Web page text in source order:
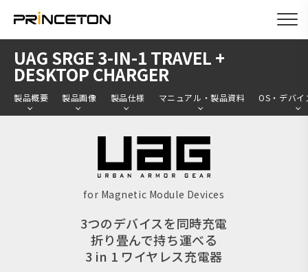
UAG SRGE 3-IN-1 TRAVEL +
DESKTOP CHARGER
製品概要 製品画像 製品仕様 マニュアル・製品資料 OS・デバイ
for Magnetic Module Devices
3つのデバイスを同時充電
折り畳んで持ち運べる
3 in 1 ワイヤレス充電器